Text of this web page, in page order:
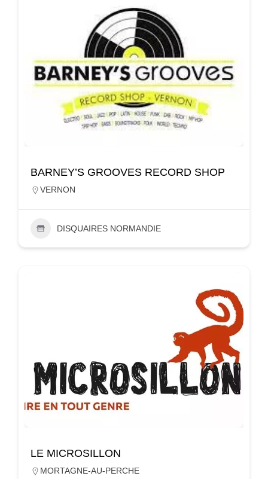
BARNEY’S GROOVES RECORD SHOP
VERNON
DISQUAIRES NORMANDIE
LE MICROSILLON
MORTAGNE-AU-PERCHE